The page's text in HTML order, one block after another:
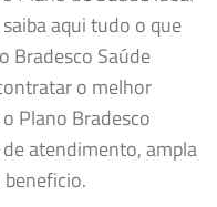
aqui tudo o que
Bradesco Saúde
o melhor
Plano Bradesco
atendimento, ampla